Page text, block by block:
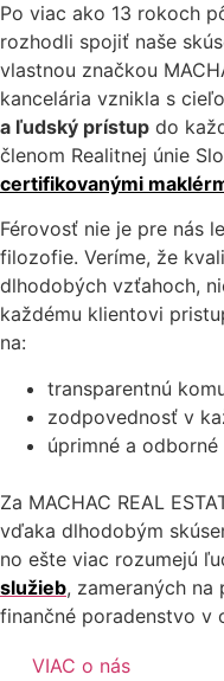
Po viac ako 13 rokoch
rozhodli spojiť naše
vlastnou značkou
kancelária vznikla s
a ľudský prístup do
členom Realitnej únie
certifikovanými
Férovosť nie je pre nás
filozofie. Veríme, že
dlhodobých vzťahoch,
každému klientovi
na:
transparentnú
zodpovednosť v
úprimné a
Za MACHAC REAL
vďaka dlhodobým
no ešte viac rozumejú
služieb, zameraných na
finančné poradenstvo v
VIAC o nás